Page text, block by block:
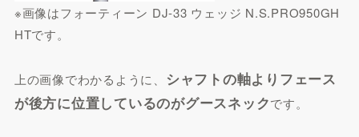
※画像はフォーティーン DJ-33 ウェッジ N.S.PRO950GH
HTです。
上の画像でわかるように、 シャフトの軸よりフェース
が後方に位置しているのがグースネックです。